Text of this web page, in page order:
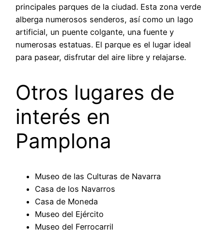
principales parques de la ciudad. Esta zona verde
alberga numerosos senderos, así como un lago
artificial, un puente colgante, una fuente y
numerosas estatuas. El parque es el lugar ideal
para pasear, disfrutar del aire libre y relajarse.
Otros lugares de
interés en
Pamplona
Museo de las Culturas de Navarra
Casa de los Navarros
Casa de Moneda
Museo del Ejército
Museo del Ferrocarril